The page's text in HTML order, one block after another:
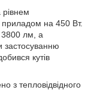
рівнем
приладом на 450 Вт.
3800 лм, а
застосуванню
кутів
з тепловідвідного